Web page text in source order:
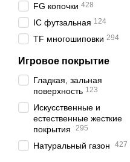
FG копочки 428
IC футзальная 124
TF многошиповки 294
Игровое покрытие
Гладкая, зальная
поверхность 123
Искусственные и
естественные жесткие
покрытия
295
Натуральный газон 427